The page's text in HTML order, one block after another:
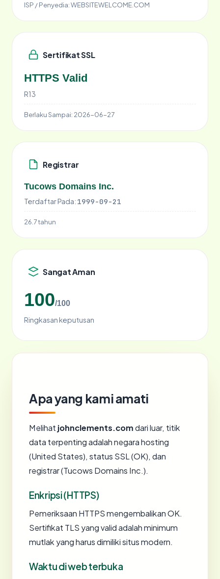
ISP / Penyedia:WEBSITEWELCOME.COM
Sertifikat SSL
HTTPS Valid
R13
Berlaku Sampai: 2026-06-27
Registrar
Tucows Domains Inc.
Terdaftar Pada: 1999-09-21
26.7 tahun
Sangat Aman
100/100
Ringkasan keputusan
Apa yang kami amati
Melihat johnclements.comdari luar, titik
data terpenting adalah negara hosting
(United States), status SSL (OK), dan
registrar (Tucows Domains Inc.).
Enkripsi (HTTPS)
Pemeriksaan HTTPS mengembalikan OK.
Sertifikat TLS yang valid adalah minimum
mutlak yang harus dimiliki situs modern.
Waktu di web terbuka